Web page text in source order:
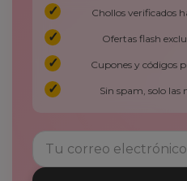
Chollos verificados
Ofertas flash
Cupones y códigos
Sin spam, solo las